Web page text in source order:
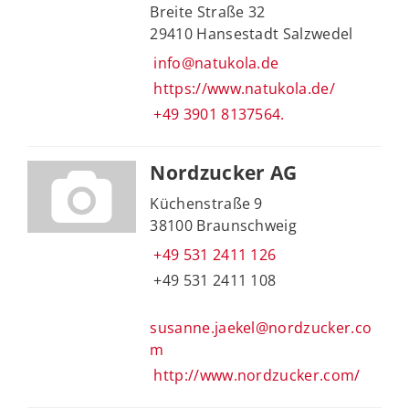
Breite Straße 32
29410 Hansestadt Salzwedel
info@natukola.de
https://www.natukola.de/
+49 3901 8137564.
Nordzucker AG
Küchenstraße 9
38100 Braunschweig
+49 531 2411 126
+49 531 2411 108
susanne.jaekel@nordzucker.co
m
http://www.nordzucker.com/